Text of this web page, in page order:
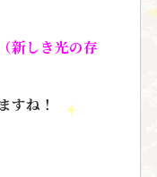
新しき光の存
すね！